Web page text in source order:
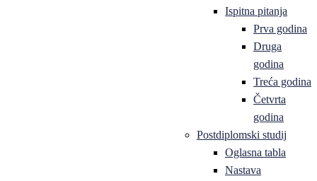
Ispitna pitanja
Prva godina
Druga
godina
Treća godina
Četvrta
godina
Postdiplomski studij
Oglasna tabla
Nastava